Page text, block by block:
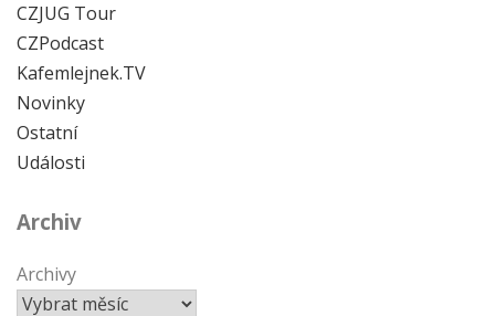
CZJUG Tour
CZPodcast
Kafemlejnek.TV
Novinky
Ostatní
Události
Archiv
Archivy